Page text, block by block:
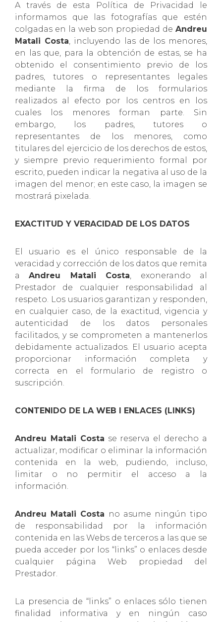
A través de esta Política de Privacidad le
informamos que las fotografías que estén
colgadas en la web son propiedad de Andreu
Matali Costa, incluyendo las de los menores,
en las que, para la obtención de estas, se ha
obtenido el consentimiento previo de los
padres, tutores o representantes legales
mediante la firma de los formularios
realizados al efecto por los centros en los
cuales los menores forman parte. Sin
embargo, los padres, tutores o
representantes de los menores, como
titulares del ejercicio de los derechos de estos,
y siempre previo requerimiento formal por
escrito, pueden indicar la negativa al uso de la
imagen del menor; en este caso, la imagen se
mostrará pixelada.
EXACTITUD Y VERACIDAD DE LOS DATOS
El usuario es el único responsable de la
veracidad y corrección de los datos que remita
aAndreu Matali Costa, exonerando al
Prestador de cualquier responsabilidad al
respeto. Los usuarios garantizan y responden,
en cualquier caso, de la exactitud, vigencia y
autenticidad de los datos personales
facilitados, y se comprometen a mantenerlos
debidamente actualizados. El usuario acepta
proporcionar información completa y
correcta en el formulario de registro o
suscripción.
CONTENIDO DE LA WEB I ENLACES (LINKS)
Andreu Matali Costa se reserva el derecho a
actualizar, modificar o eliminar la información
contenida en la web, pudiendo, incluso,
limitar o no permitir el acceso a la
información.
Andreu Matali Costa no asume ningún tipo
de responsabilidad por la información
contenida en las Webs de terceros a las que se
pueda acceder por los “links” o enlaces desde
cualquier página Web propiedad del
Prestador.
La presencia de “links” o enlaces sólo tienen
finalidad informativa y en ningún caso